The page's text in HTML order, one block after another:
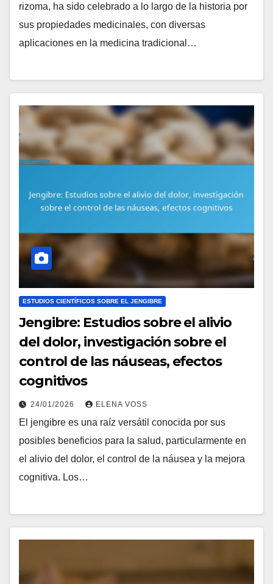
rizoma, ha sido celebrado a lo largo de la historia por
sus propiedades medicinales, con diversas
aplicaciones en la medicina tradicional…
ESTUDIOS CIENTÍFICOS SOBRE EL JENGIBRE
Jengibre: Estudios sobre el alivio
del dolor, investigación sobre el
control de las náuseas, efectos
cognitivos
24/01/2026 ELENA VOSS
El jengibre es una raíz versátil conocida por sus
posibles beneficios para la salud, particularmente en
el alivio del dolor, el control de la náusea y la mejora
cognitiva. Los…